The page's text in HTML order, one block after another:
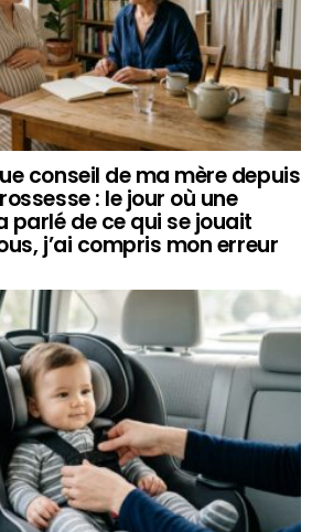
conseil de ma mère depuis
: le jour où une
parlé de ce qui se jouait
j’ai compris mon erreur